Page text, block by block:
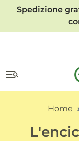
Spedizione
Home